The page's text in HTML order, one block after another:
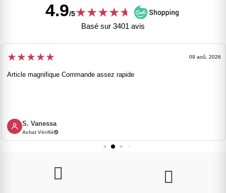
4.9/5★★★★★
★
Basé sur 3401 avis
★★★★★ 09 aoû, 2026
Article magnifique Commande assez rapide
S. Vanessa
Achat Vérifié